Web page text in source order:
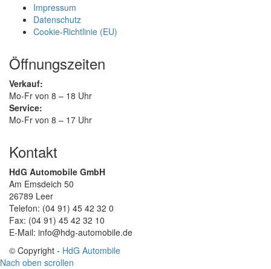
Impressum
Datenschutz
Cookie-Richtlinie (EU)
Öffnungszeiten
Verkauf:
Mo-Fr von 8 – 18 Uhr
Service:
Mo-Fr von 8 – 17 Uhr
Kontakt
HdG Automobile GmbH
Am Emsdeich 50
26789 Leer
Telefon: (04 91) 45 42 32 0
Fax: (04 91) 45 42 32 10
E-Mail: info@hdg-automobile.de
© Copyright - HdG Autombile
Nach oben scrollen